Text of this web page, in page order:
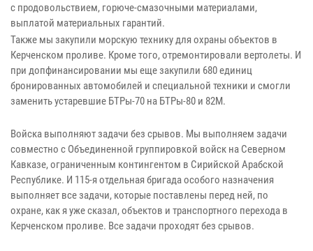
с продовольствием, горюче-смазочными материалами,
выплатой материальных гарантий.
Также мы закупили морскую технику для охраны объектов в
Керченском проливе. Кроме того, отремонтировали вертолеты. И
при допфинансировании мы еще закупили 680 единиц
бронированных автомобилей и специальной техники и смогли
заменить устаревшие БТРы-70 на БТРы-80 и 82М.
Войска выполняют задачи без срывов. Мы выполняем задачи
совместно с Объединенной группировкой войск на Северном
Кавказе, ограниченным контингентом в Сирийской Арабской
Республике. И 115-я отдельная бригада особого назначения
выполняет все задачи, которые поставлены перед ней, по
охране, как я уже сказал, объектов и транспортного перехода в
Керченском проливе. Все задачи проходят без срывов.